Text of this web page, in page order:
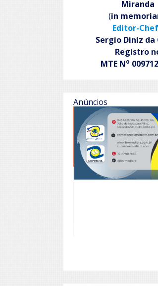
Miranda
(in
Editor-
Sergio Diniz da
Registro
MTE No
Anúncios